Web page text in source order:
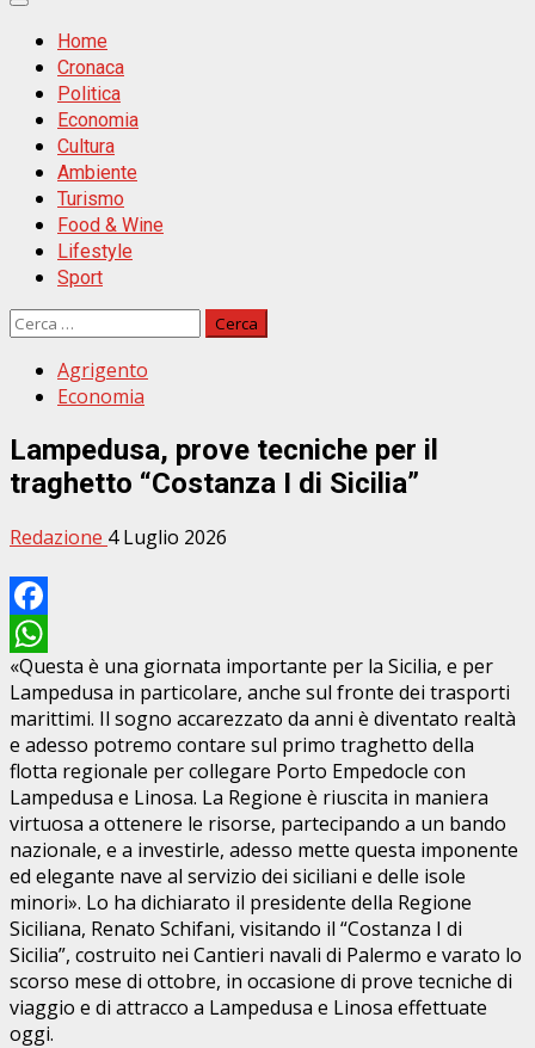
Primäres
MenüHome
Cronaca
Politica
Economia
Cultura
Ambiente
Turismo
Food & Wine
Lifestyle
Sport
Ricerca
Agrigento
Economia
Lampedusa, prove tecniche per il
traghetto “Costanza I di Sicilia”
Redazione 4 Luglio 2026
Facebook
WhatsApp
«Questa è una giornata importante per la Sicilia, e per
Lampedusa in particolare, anche sul fronte dei trasporti
marittimi. Il sogno accarezzato da anni è diventato realtà
e adesso potremo contare sul primo traghetto della
flotta regionale per collegare Porto Empedocle con
Lampedusa e Linosa. La Regione è riuscita in maniera
virtuosa a ottenere le risorse, partecipando a un bando
nazionale, e a investirle, adesso mette questa imponente
ed elegante nave al servizio dei siciliani e delle isole
minori». Lo ha dichiarato il presidente della Regione
Siciliana, Renato Schifani, visitando il “Costanza I di
Sicilia”, costruito nei Cantieri navali di Palermo e varato lo
scorso mese di ottobre, in occasione di prove tecniche di
viaggio e di attracco a Lampedusa e Linosa effettuate
oggi.